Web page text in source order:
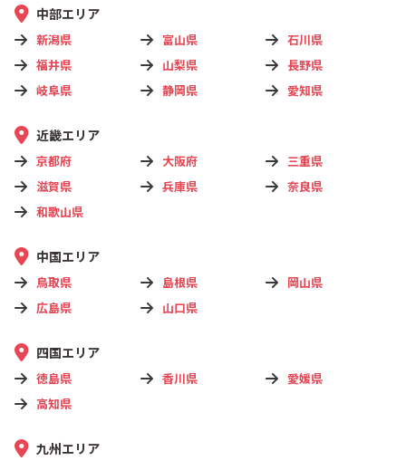
中部エリア
新潟県 富山県
石川県
福井県
山梨県
長野県
岐阜県
静岡県 愛知県
近畿エリア
京都府 大阪府
三重県
滋賀県
兵庫県
奈良県
和歌山県
中国エリア
鳥取県 島根県
岡山県
広島県
山口県
四国エリア
徳島県 香川県
愛媛県
高知県
九州エリア